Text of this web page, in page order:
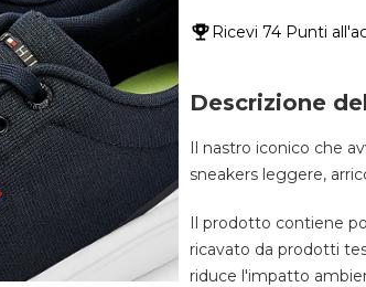
Ricevi 74 Punti
Descrizione
Il nastro iconico che
sneakers leggere,
Il prodotto contiene
ricavato da prodotti
riduce l'impatto